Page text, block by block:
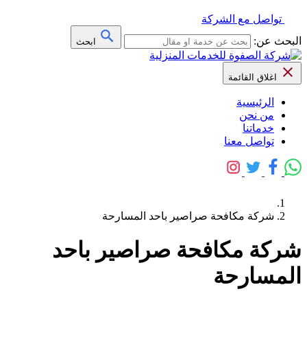
تواصل مع الشركة
البحث عن:
ابحث
اغلاق القائمة
الرئيسية
من نحن
خدماتنا
تواصل معنا
شركة مكافحة صراصير باحد المسارحة
شركة مكافحة صراصير باحد
المسارحة